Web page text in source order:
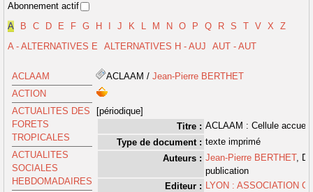
Abonnement actif
A
B C D E F G H J K L M N O P Q R S T V X
Z
A - ALTERNATIVES E
ALTERNATIVES H - AUJ AUT - AUT
ACLAAM
ACTION
ACTUALITES DES
FORETS
TROPICALES
ACTUALITES
SOCIALES
HEBDOMADAIRES
ACLAAM / Jean-Pierre BERTHET
[périodique]
Titre : ACLAAM : Cellule accueil
Type de document : texte imprimé
Auteurs : Jean-Pierre BERTHET,
publication
Editeur : LYON : ASSOCIATION